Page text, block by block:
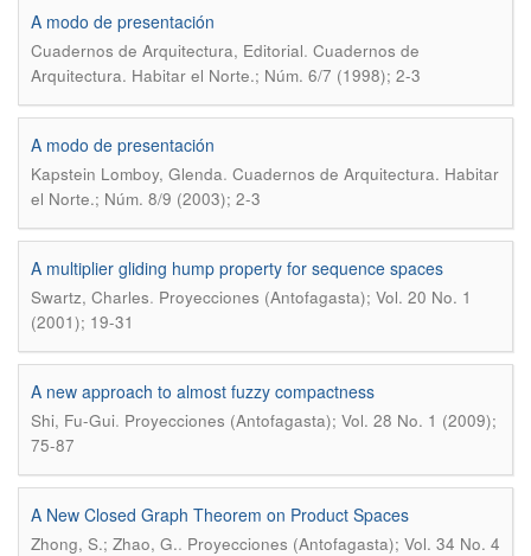
A modo de presentación
Cuadernos de Arquitectura, Editorial. Cuadernos de
Arquitectura. Habitar el Norte.; Núm. 6/7 (1998); 2-3
A modo de presentación
Kapstein Lomboy, Glenda. Cuadernos de Arquitectura. Habitar
el Norte.; Núm. 8/9 (2003); 2-3
A multiplier gliding hump property for sequence spaces
Swartz, Charles. Proyecciones (Antofagasta); Vol. 20 No. 1
(2001); 19-31
A new approach to almost fuzzy compactness
Shi, Fu-Gui. Proyecciones (Antofagasta); Vol. 28 No. 1 (2009);
75-87
A New Closed Graph Theorem on Product Spaces
Zhong, S.; Zhao, G.. Proyecciones (Antofagasta); Vol. 34 No. 4